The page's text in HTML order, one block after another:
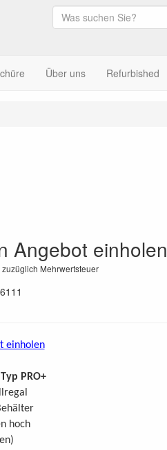
Über uns Refurbished
Angebot einholen
Mehrwertsteuer
einholen
PRO+
hoch